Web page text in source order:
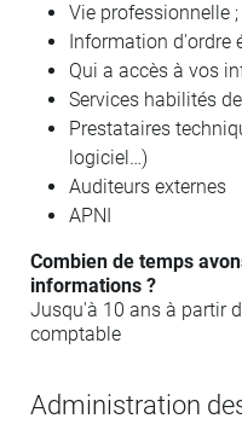
Vie professionnelle ;
Information d'ordre
Qui a accès à vos
Services habilités
Prestataires
logiciel…)
Auditeurs externes
APNI
Combien de temps
informations ?
Jusqu'à 10 ans à partir
comptable
Administration